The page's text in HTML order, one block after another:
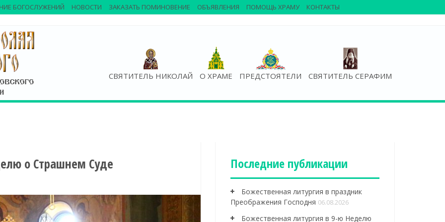
СВЯТИТЕЛЬ НИКОЛАЙ О ХРАМЕ ПРЕДСТОЯТЕЛИ СВЯТИТЕЛЬ СЕРАФИМ
БОГОСЛУЖЕНИЙ НОВОСТИ ЗАКАЗАТЬ ПОМИНОВЕНИЕ ОБЪЯВЛЕНИЯ ПОМОЩЬ ХРАМУ КОНТАКТЫ
о Страшнем Суде Последние публикации
Божественная литургия в праздник
Преображения Господня 06.08.2026
Божественная литургия в 9-ю Неделю